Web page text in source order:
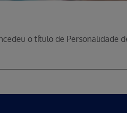
o título de Personalidade